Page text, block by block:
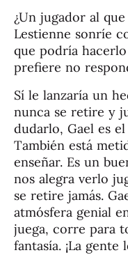
¿Un jugador al
Lestienne sonríe
que podría
prefiere no
Sí le lanzaría un
nunca se retire y
dudarlo, Gael es
También está
enseñar. Es un
nos alegra verlo
se retire jamás.
atmósfera genial
juega, corre para
fantasía. ¡La gente